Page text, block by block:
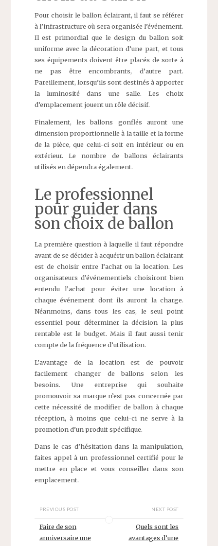
Pour choisir le ballon éclairant, il faut se référer
à l’infrastructure où sera organisée l’événement.
Il est primordial que le design du ballon soit
uniforme avec la décoration d’une part, et tous
ses équipements doivent être placés de sorte à
ne pas être encombrants, d’autre part.
Pareillement, lorsqu’ils sont destinés à apporter
la luminosité dans une salle. Les choix
d’emplacement jouent un rôle décisif.
Finalement, les ballons gonflés auront une
dimension proportionnelle à la taille et la forme
de la pièce, que celui-ci soit en intérieur ou en
extérieur. Le nombre de ballons éclairants
utilisés en dépendra également.
Le professionnel
pour guider dans
son choix de ballon
La première question à laquelle il faut répondre
avant de se décider à acquérir un ballon éclairant
est de choisir entre l’achat ou la location. Les
organisateurs d’événementiels choisiront bien
entendu l’achat pour éviter une location à
chaque événement dont ils auront la charge.
Néanmoins, dans tous les cas, le seul point
essentiel pour déterminer la décision la plus
rentable est le budget. Mais il faut aussi tenir
compte de la fréquence d’utilisation.
L’avantage de la location est de pouvoir
facilement changer de ballons selon les
besoins. Une entreprise qui souhaite
promouvoir sa marque n’est pas concernée par
cette nécessité de modifier de ballon à chaque
réception, à moins que celui-ci ne serve à la
promotion d’un produit spécifique.
Dans le cas d’hésitation dans la manipulation,
faites appel à un professionnel certifié pour le
mettre en place et vous conseiller dans son
emplacement.
PREVIOUS POST
Faire de son
anniversaire une
NEXT POST
Quels sont les
avantages d’une